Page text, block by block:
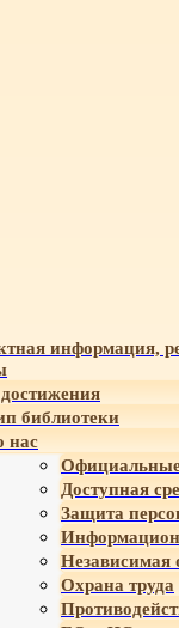
информация,
библиотеки
нас
Доступная
Защита
Независимая
Охрана труда